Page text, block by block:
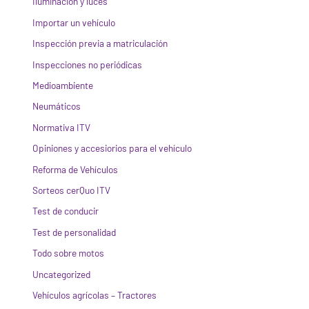
Importar un vehículo
Inspección previa a matriculación
Inspecciones no periódicas
Medioambiente
Neumáticos
Normativa ITV
Opiniones y accesiorios para el vehículo
Reforma de Vehículos
Sorteos cerQuo ITV
Test de conducir
Test de personalidad
Todo sobre motos
Uncategorized
Vehículos agrícolas – Tractores